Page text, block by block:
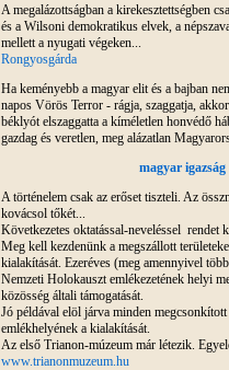
A megalázottságban a kirekesztettségben
és a Wilsoni demokratikus elvek, a
mellett a nyugati végeken...
Rongyosgárda
Ha keményebb a magyar elit és a bajban
napos Vörös Terror - rágja, szaggatja,
béklyót elszaggatta a kíméletlen honvédő
gazdag és veretlen, meg alázatlan
magyar
A történelem csak az erőset tiszteli. Az
kovácsol tőkét...
Következetes oktatással-neveléssel rendet
Meg kell kezdenünk a megszállott
kialakítását. Ezeréves (meg amennyivel
Nemzeti Holokauszt emlékezetének helyi
közösség általi támogatását.
Jó példával elöl járva minden
emlékhelyének a kialakítását.
Az első Trianon-múzeum már létezik.
www.trianonmuzeum.hu